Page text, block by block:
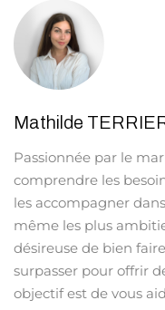
Mathilde
Passionnée par le
comprendre les
les accompagner
même les plus
désireuse de bien
surpasser pour offrir
objectif est de vous